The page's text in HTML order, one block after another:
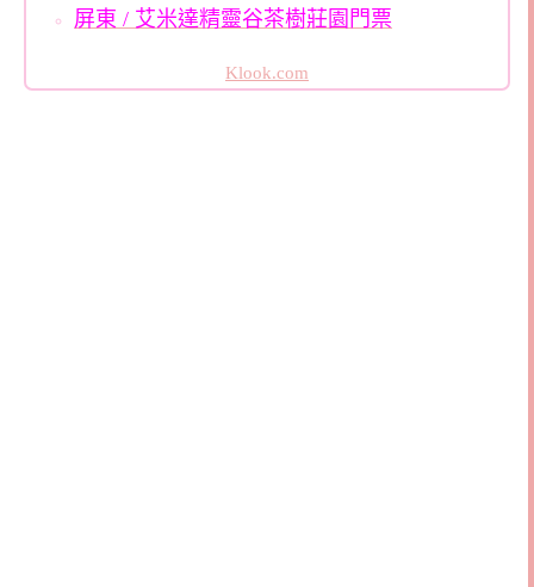
屏東 / 艾米達精靈谷茶樹莊園門票
Klook.com